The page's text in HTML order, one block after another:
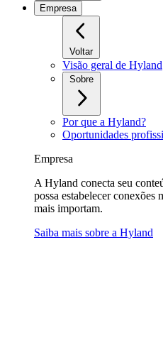
Empresa
Voltar
Visão geral de Hyland
Sobre
Por que a Hyland?
Oportunidades
Empresa
A Hyland conecta seu
possa estabelecer conexões
mais importam.
Saiba mais sobre a Hyland